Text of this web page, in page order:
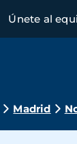
Únete al
Madrid